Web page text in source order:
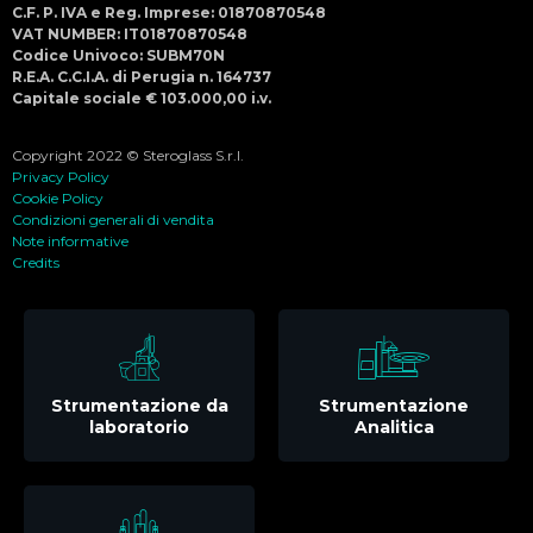
C.F. P. IVA e Reg. Imprese: 01870870548
VAT NUMBER: IT01870870548
Codice Univoco: SUBM70N
R.E.A. C.C.I.A. di Perugia n. 164737
Capitale sociale € 103.000,00 i.v.
Copyright 2022 © Steroglass S.r.l.
Privacy Policy
Cookie Policy
Condizioni generali di vendita
Note informative
Credits
Strumentazione da
laboratorio
Strumentazione
Analitica